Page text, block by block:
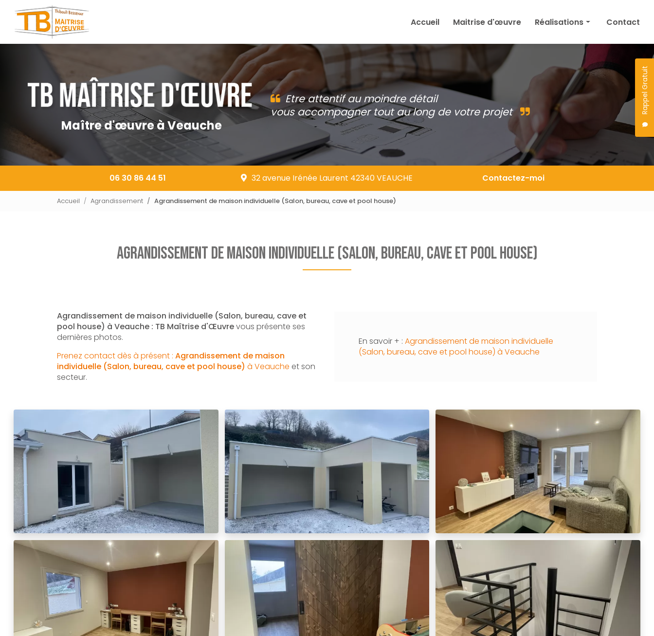
contenu
principal
Rappel Gratuit
Accueil
Maitrise d'œuvre Réalisations
Agrandissement
Permis de construire
Autres
Projet en cours
Contact
Maître d'œuvre à Veauche
Etre attentif au moindre détail
vous accompagner tout au long de votre projet
06 30 86 44 51 32 avenue Irénée Laurent 42340 VEAUCHE Contactez-moi
Accueil Agrandissement Agrandissement de maison individuelle (Salon, bureau, cave et pool house)
Agrandissement de maison individuelle (Salon, bureau, cave et pool house)
Agrandissement de maison individuelle (Salon, bureau, cave et
pool house) à Veauche : TB Maîtrise d'Œuvrevous présente ses
dernières photos.
Prenez contact dès à présent : Agrandissement de maison
individuelle (Salon, bureau, cave et pool house) à Veauche et son
secteur.
En savoir + : Agrandissement de maison individuelle
(Salon, bureau, cave et pool house) à Veauche